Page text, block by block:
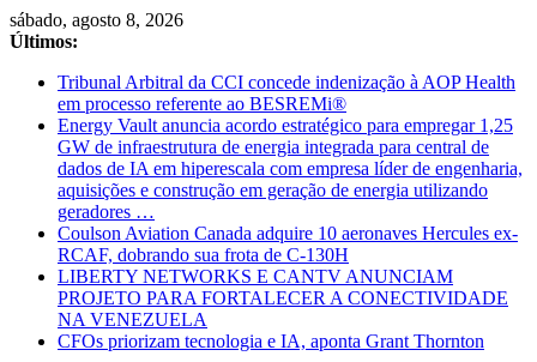
Pular
para
conteúdo
sábado, agosto 8, 2026
Últimos:
Tribunal Arbitral da CCI concede indenização à AOP Health
em processo referente ao BESREMi®
Energy Vault anuncia acordo estratégico para empregar 1,25
GW de infraestrutura de energia integrada para central de
dados de IA em hiperescala com empresa líder de engenharia,
aquisições e construção em geração de energia utilizando
geradores …
Coulson Aviation Canada adquire 10 aeronaves Hercules ex-
RCAF, dobrando sua frota de C-130H
LIBERTY NETWORKS E CANTV ANUNCIAM
PROJETO PARA FORTALECER A CONECTIVIDADE
NA VENEZUELA
CFOs priorizam tecnologia e IA, aponta Grant Thornton